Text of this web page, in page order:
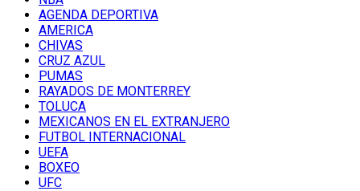
AGENDA DEPORTIVA
AMERICA
CHIVAS
CRUZ AZUL
PUMAS
RAYADOS DE MONTERREY
TOLUCA
MEXICANOS EN EL EXTRANJERO
FUTBOL INTERNACIONAL
UEFA
BOXEO
UFC